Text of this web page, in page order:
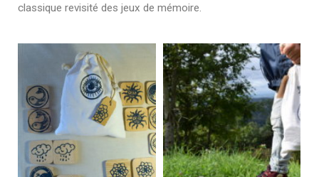
classique revisité des jeux de mémoire.